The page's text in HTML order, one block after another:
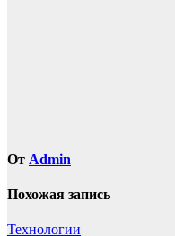
От Admin
Похожая запись
Технологии